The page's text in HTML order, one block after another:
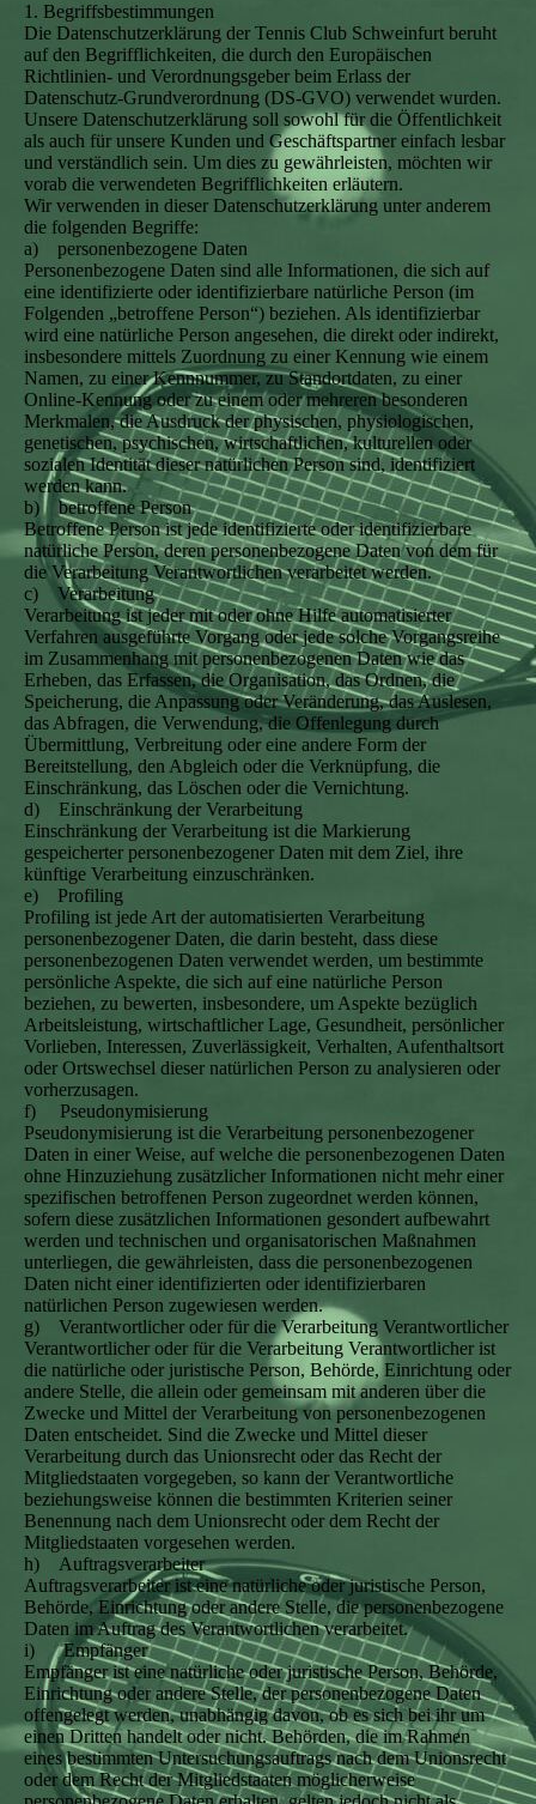
1. Begriffsbestimmungen
Die Datenschutzerklärung der Tennis Club Schweinfurt beruht
auf den Begrifflichkeiten, die durch den Europäischen
Richtlinien- und Verordnungsgeber beim Erlass der
Datenschutz-Grundverordnung (DS-GVO) verwendet wurden.
Unsere Datenschutzerklärung soll sowohl für die Öffentlichkeit
als auch für unsere Kunden und Geschäftspartner einfach lesbar
und verständlich sein. Um dies zu gewährleisten, möchten wir
vorab die verwendeten Begrifflichkeiten erläutern.
Wir verwenden in dieser Datenschutzerklärung unter anderem
die folgenden Begriffe:
a) personenbezogene Daten
Personenbezogene Daten sind alle Informationen, die sich auf
eine identifizierte oder identifizierbare natürliche Person (im
Folgenden „betroffene Person“) beziehen. Als identifizierbar
wird eine natürliche Person angesehen, die direkt oder indirekt,
insbesondere mittels Zuordnung zu einer Kennung wie einem
Namen, zu einer Kennnummer, zu Standortdaten, zu einer
Online-Kennung oder zu einem oder mehreren besonderen
Merkmalen, die Ausdruck der physischen, physiologischen,
genetischen, psychischen, wirtschaftlichen, kulturellen oder
sozialen Identität dieser natürlichen Person sind, identifiziert
werden kann.
b) betroffene Person
Betroffene Person ist jede identifizierte oder identifizierbare
natürliche Person, deren personenbezogene Daten von dem für
die Verarbeitung Verantwortlichen verarbeitet werden.
c) Verarbeitung
Verarbeitung ist jeder mit oder ohne Hilfe automatisierter
Verfahren ausgeführte Vorgang oder jede solche Vorgangsreihe
im Zusammenhang mit personenbezogenen Daten wie das
Erheben, das Erfassen, die Organisation, das Ordnen, die
Speicherung, die Anpassung oder Veränderung, das Auslesen,
das Abfragen, die Verwendung, die Offenlegung durch
Übermittlung, Verbreitung oder eine andere Form der
Bereitstellung, den Abgleich oder die Verknüpfung, die
Einschränkung, das Löschen oder die Vernichtung.
d) Einschränkung der Verarbeitung
Einschränkung der Verarbeitung ist die Markierung
gespeicherter personenbezogener Daten mit dem Ziel, ihre
künftige Verarbeitung einzuschränken.
e) Profiling
Profiling ist jede Art der automatisierten Verarbeitung
personenbezogener Daten, die darin besteht, dass diese
personenbezogenen Daten verwendet werden, um bestimmte
persönliche Aspekte, die sich auf eine natürliche Person
beziehen, zu bewerten, insbesondere, um Aspekte bezüglich
Arbeitsleistung, wirtschaftlicher Lage, Gesundheit, persönlicher
Vorlieben, Interessen, Zuverlässigkeit, Verhalten, Aufenthaltsort
oder Ortswechsel dieser natürlichen Person zu analysieren oder
vorherzusagen.
f) Pseudonymisierung
Pseudonymisierung ist die Verarbeitung personenbezogener
Daten in einer Weise, auf welche die personenbezogenen Daten
ohne Hinzuziehung zusätzlicher Informationen nicht mehr einer
spezifischen betroffenen Person zugeordnet werden können,
sofern diese zusätzlichen Informationen gesondert aufbewahrt
werden und technischen und organisatorischen Maßnahmen
unterliegen, die gewährleisten, dass die personenbezogenen
Daten nicht einer identifizierten oder identifizierbaren
natürlichen Person zugewiesen werden.
g) Verantwortlicher oder für die Verarbeitung Verantwortlicher
Verantwortlicher oder für die Verarbeitung Verantwortlicher ist
die natürliche oder juristische Person, Behörde, Einrichtung oder
andere Stelle, die allein oder gemeinsam mit anderen über die
Zwecke und Mittel der Verarbeitung von personenbezogenen
Daten entscheidet. Sind die Zwecke und Mittel dieser
Verarbeitung durch das Unionsrecht oder das Recht der
Mitgliedstaaten vorgegeben, so kann der Verantwortliche
beziehungsweise können die bestimmten Kriterien seiner
Benennung nach dem Unionsrecht oder dem Recht der
Mitgliedstaaten vorgesehen werden.
h) Auftragsverarbeiter
Auftragsverarbeiter ist eine natürliche oder juristische Person,
Behörde, Einrichtung oder andere Stelle, die personenbezogene
Daten im Auftrag des Verantwortlichen verarbeitet.
i) Empfänger
Empfänger ist eine natürliche oder juristische Person, Behörde,
Einrichtung oder andere Stelle, der personenbezogene Daten
offengelegt werden, unabhängig davon, ob es sich bei ihr um
einen Dritten handelt oder nicht. Behörden, die im Rahmen
eines bestimmten Untersuchungsauftrags nach dem Unionsrecht
oder dem Recht der Mitgliedstaaten möglicherweise